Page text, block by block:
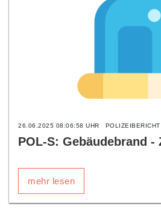
26.06.2025 08:06:58 UHR POLIZEIBERICHT
POL-S: Gebäudebrand -
mehr lesen